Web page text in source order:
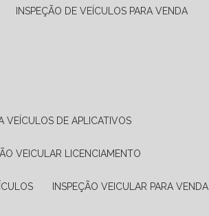
INSPEÇÃO DE VEÍCULOS PARA VENDA
VEÍCULOS DE APLICATIVOS
VEICULAR LICENCIAMENTO
INSPEÇÃO VEICULAR PARA VENDA